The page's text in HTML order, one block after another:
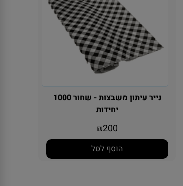
נייר עיתון משבצות - שחור 1000
יחידות
₪200
הוסף לסל